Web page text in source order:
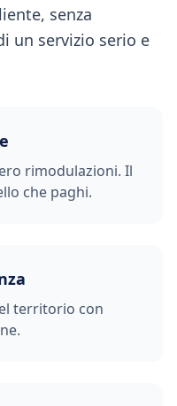
senza
un servizio serio e
rimodulazioni. Il
che paghi.
territorio con